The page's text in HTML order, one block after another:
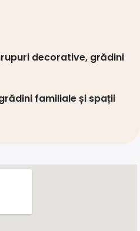
decorative, grădini
familiale și spații